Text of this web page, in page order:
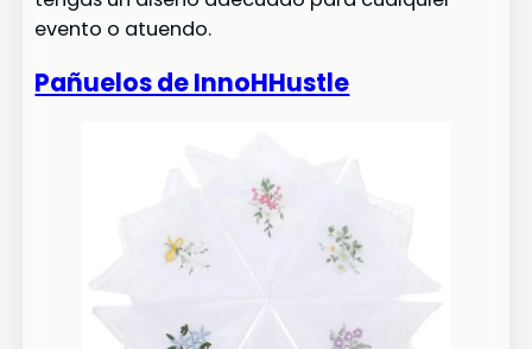
evento o atuendo.
Pañuelos de InnoHHustle